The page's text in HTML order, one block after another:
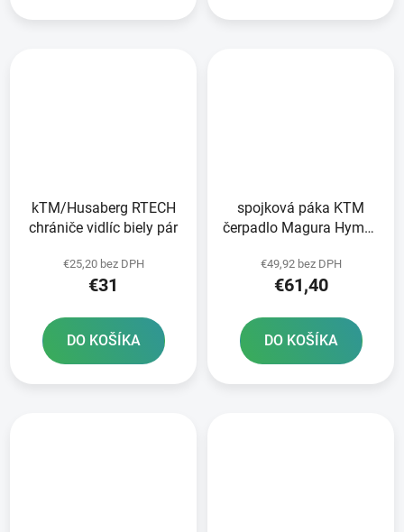
kTM/Husaberg RTECH
chrániče vidlíc biely pár
€25,20 bez DPH
€31
DO KOŠÍKA
spojková páka KTM
čerpadlo Magura Hymec
oranžová
€49,92 bez DPH
€61,40
DO KOŠÍKA